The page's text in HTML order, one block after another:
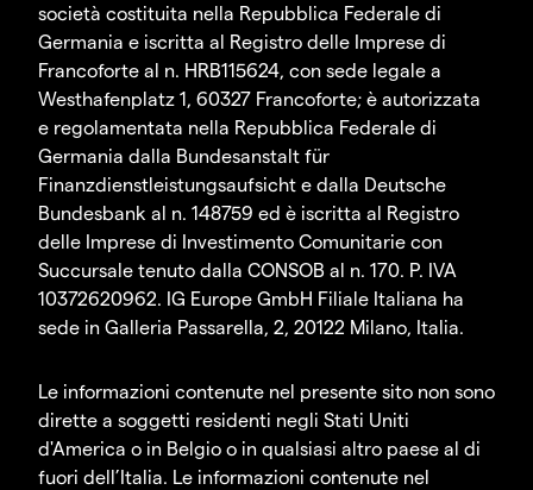
società costituita nella Repubblica Federale di
Germania e iscritta al Registro delle Imprese di
Francoforte al n. HRB115624, con sede legale a
Westhafenplatz 1, 60327 Francoforte; è autorizzata
e regolamentata nella Repubblica Federale di
Germania dalla Bundesanstalt für
Finanzdienstleistungsaufsicht e dalla Deutsche
Bundesbank al n. 148759 ed è iscritta al Registro
delle Imprese di Investimento Comunitarie con
Succursale tenuto dalla CONSOB al n. 170. P. IVA
10372620962. IG Europe GmbH Filiale Italiana ha
sede in Galleria Passarella, 2, 20122 Milano, Italia.
Le informazioni contenute nel presente sito non sono
dirette a soggetti residenti negli Stati Uniti
d'America o in Belgio o in qualsiasi altro paese al di
fuori dell’Italia. Le informazioni contenute nel